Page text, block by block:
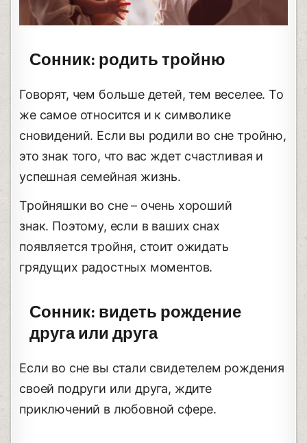
Сонник: родить тройню
Говорят, чем больше детей, тем веселее. То
же самое относится и к символике
сновидений. Если вы родили во сне тройню,
это знак того, что вас ждет счастливая и
успешная семейная жизнь.
Тройняшки во сне – очень хороший
знак. Поэтому, если в ваших снах
появляется тройня, стоит ожидать
грядущих радостных моментов.
Сонник: видеть рождение
друга или друга
Если во сне вы стали свидетелем рождения
своей подруги или друга, ждите
приключений в любовной сфере.